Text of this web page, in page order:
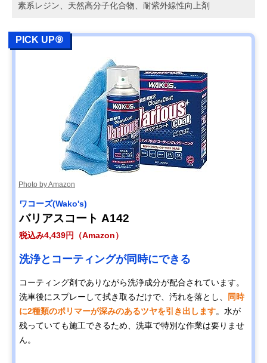
素系レジン、天然高分子化合物、耐紫外線性向上剤
PICK UP⑨
Photo by Amazon
ワコーズ(Wako's)
バリアスコート A142
税込み4,439円（Amazon）
洗浄とコーティングが同時にできる
コーティング剤でありながら洗浄成分が配合されています。
洗車後にスプレーして拭き取るだけで、汚れを落とし、
同時
に2種類のポリマーが深みのあるツヤを引き出します。水が
残っていても施工できるため、洗車で特別な作業は要りませ
ん。